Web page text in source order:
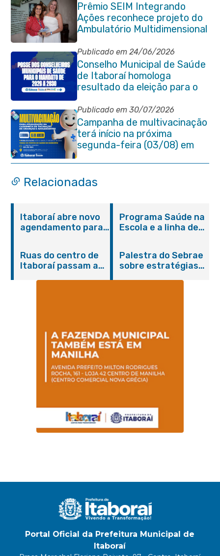
Prêmio SEIM Integrando
Ações reconhece projeto do
Ambulatório Multidimensional
da Pessoa Idosa de Itaboraí
Publicado em 24/06/2026
Conselho Municipal de Saúde
de Itaboraí homologa
resultado da eleição para o
quadriênio 2026–2030
Publicado em 30/07/2026
Campanha de multivacinação
terá início na próxima
segunda-feira (03/08) em
Itaboraí
Relacionadas
Itaboraí abre novo
agendamento para
Programa Saúde na
Escola e a linha de
promovem
conscientização
sobre hanseníase
Ruas do centro de
Itaboraí passam a
Palestra do Sebrae
sobre estratégias
Portal Oficial da Prefeitura Municipal de
Itaboraí